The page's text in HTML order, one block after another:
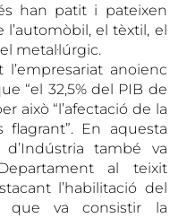
han patit i pateixen
el tèxtil, el
metal·lúrgic.
l’empresariat anoienc
“el 32,5% del PIB de
això “l’afectació de la
flagrant”. En aquesta
també va
al teixit
l’habilitació del
que va consistir la